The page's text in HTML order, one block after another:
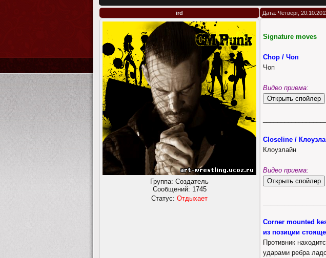
ird Дата: Четверг,
Группа: Создатель
Сообщений: 1745
Статус: Отдыхает
Signature moves
Chop / Чоп
Чоп
Видео приема:
Closeline /
Клоузлайн
Видео приема:
Corner mounted
из позиции
Противник
ударами ребра